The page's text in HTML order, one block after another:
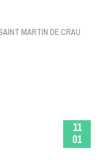
MARTIN DE CRAU
11
01